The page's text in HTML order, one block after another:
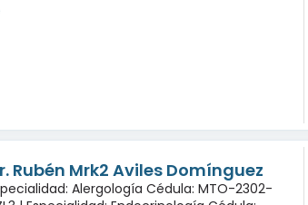
Rubén Mrk2 Aviles Domínguez
Alergología Cédula: MTO-2302-